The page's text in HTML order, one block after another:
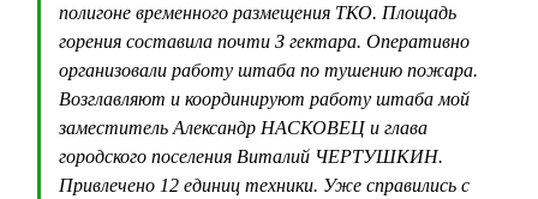
полигоне временного размещения ТКО. Площадь
горения составила почти З гектара. Оперативно
организовали работу штаба по тушению пожара.
Возглавляют и координируют работу штаба мой
заместитель Александр НАСКОВЕЦ и глава
городского поселения Виталий ЧЕРТУШКИН.
Привлечено 12 единиц техники. Уже справились с